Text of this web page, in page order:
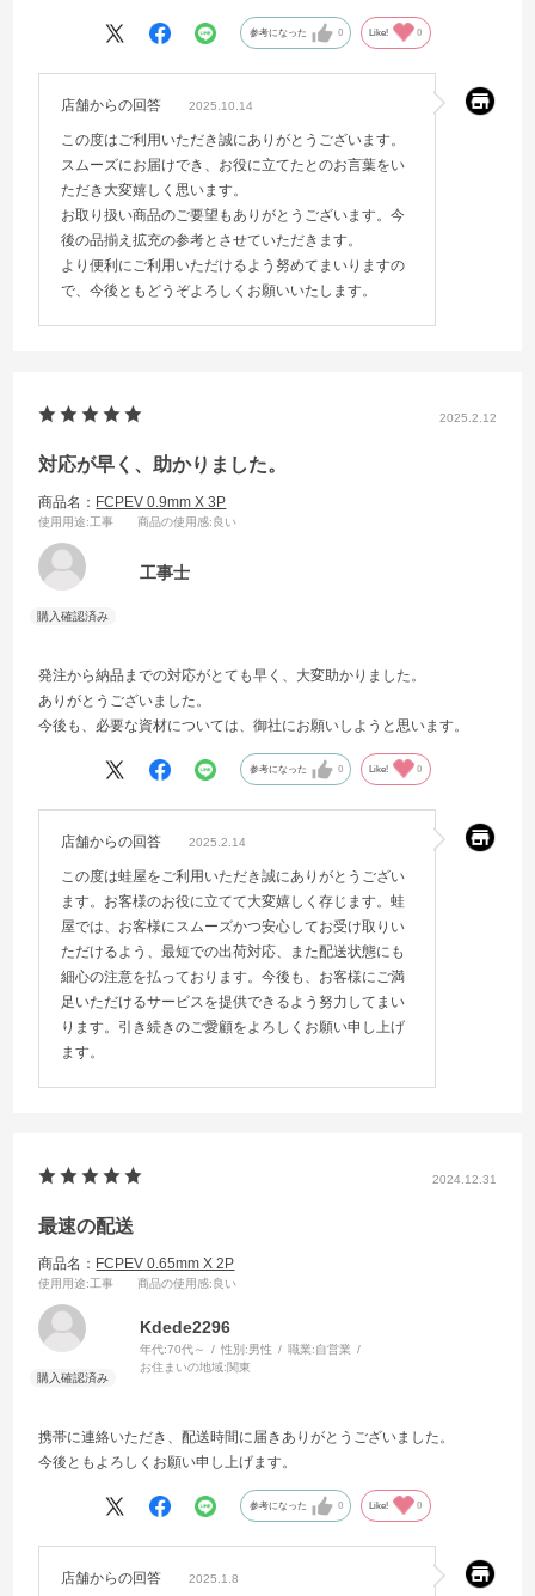
参考になった 0 Like! 0
店舗からの回答 2025.10.14
この度はご利用いただき誠にありがとうございます。
スムーズにお届けでき、お役に立てたとのお言葉をい
ただき大変嬉しく思います。
お取り扱い商品のご要望もありがとうございます。今
後の品揃え拡充の参考とさせていただきます。
より便利にご利用いただけるよう努めてまいりますの
で、今後ともどうぞよろしくお願いいたします。
2025.2.12
対応が早く、助かりました。
商品名： FCPEV 0.9mm X 3P
使用用途:工事 商品の使用感:良い
工事士
発注から納品までの対応がとても早く、大変助かりました。
ありがとうございました。
今後も、必要な資材については、御社にお願いしようと思います。
参考になった 0 Like! 0
店舗からの回答 2025.2.14
この度は蛙屋をご利用いただき誠にありがとうござい
ます。お客様のお役に立てて大変嬉しく存じます。蛙
屋では、お客様にスムーズかつ安心してお受け取りい
ただけるよう、最短での出荷対応、また配送状態にも
細心の注意を払っております。今後も、お客様にご満
足いただけるサービスを提供できるよう努力してまい
ります。引き続きのご愛顧をよろしくお願い申し上げ
ます。
2024.12.31
最速の配送
商品名： FCPEV 0.65mm X 2P
使用用途:工事 商品の使用感:良い
Kdede2296
年代:70代～ 性別:男性 職業:自営業
お住まいの地域:関東
携帯に連絡いただき、配送時間に届きありがとうございました。
今後ともよろしくお願い申し上げます。
参考になった 0 Like! 0
店舗からの回答 2025.1.8